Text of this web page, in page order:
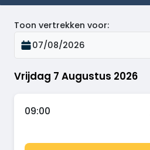
Vrijdag 7 Augustus 2026
Toon vertrekken voor:
07/08/2026
09:00